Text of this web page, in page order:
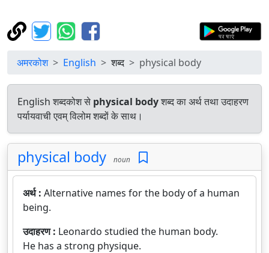
अमरकोश English शब्द physical body
English शब्दकोश से physical bodyशब्द का अर्थ तथा उदाहरण
पर्यायवाची एवम् विलोम शब्दों के साथ।
physical body noun
अर्थ : Alternative names for the body of a human
being.
उदाहरण : Leonardo studied the human body.
He has a strong physique.